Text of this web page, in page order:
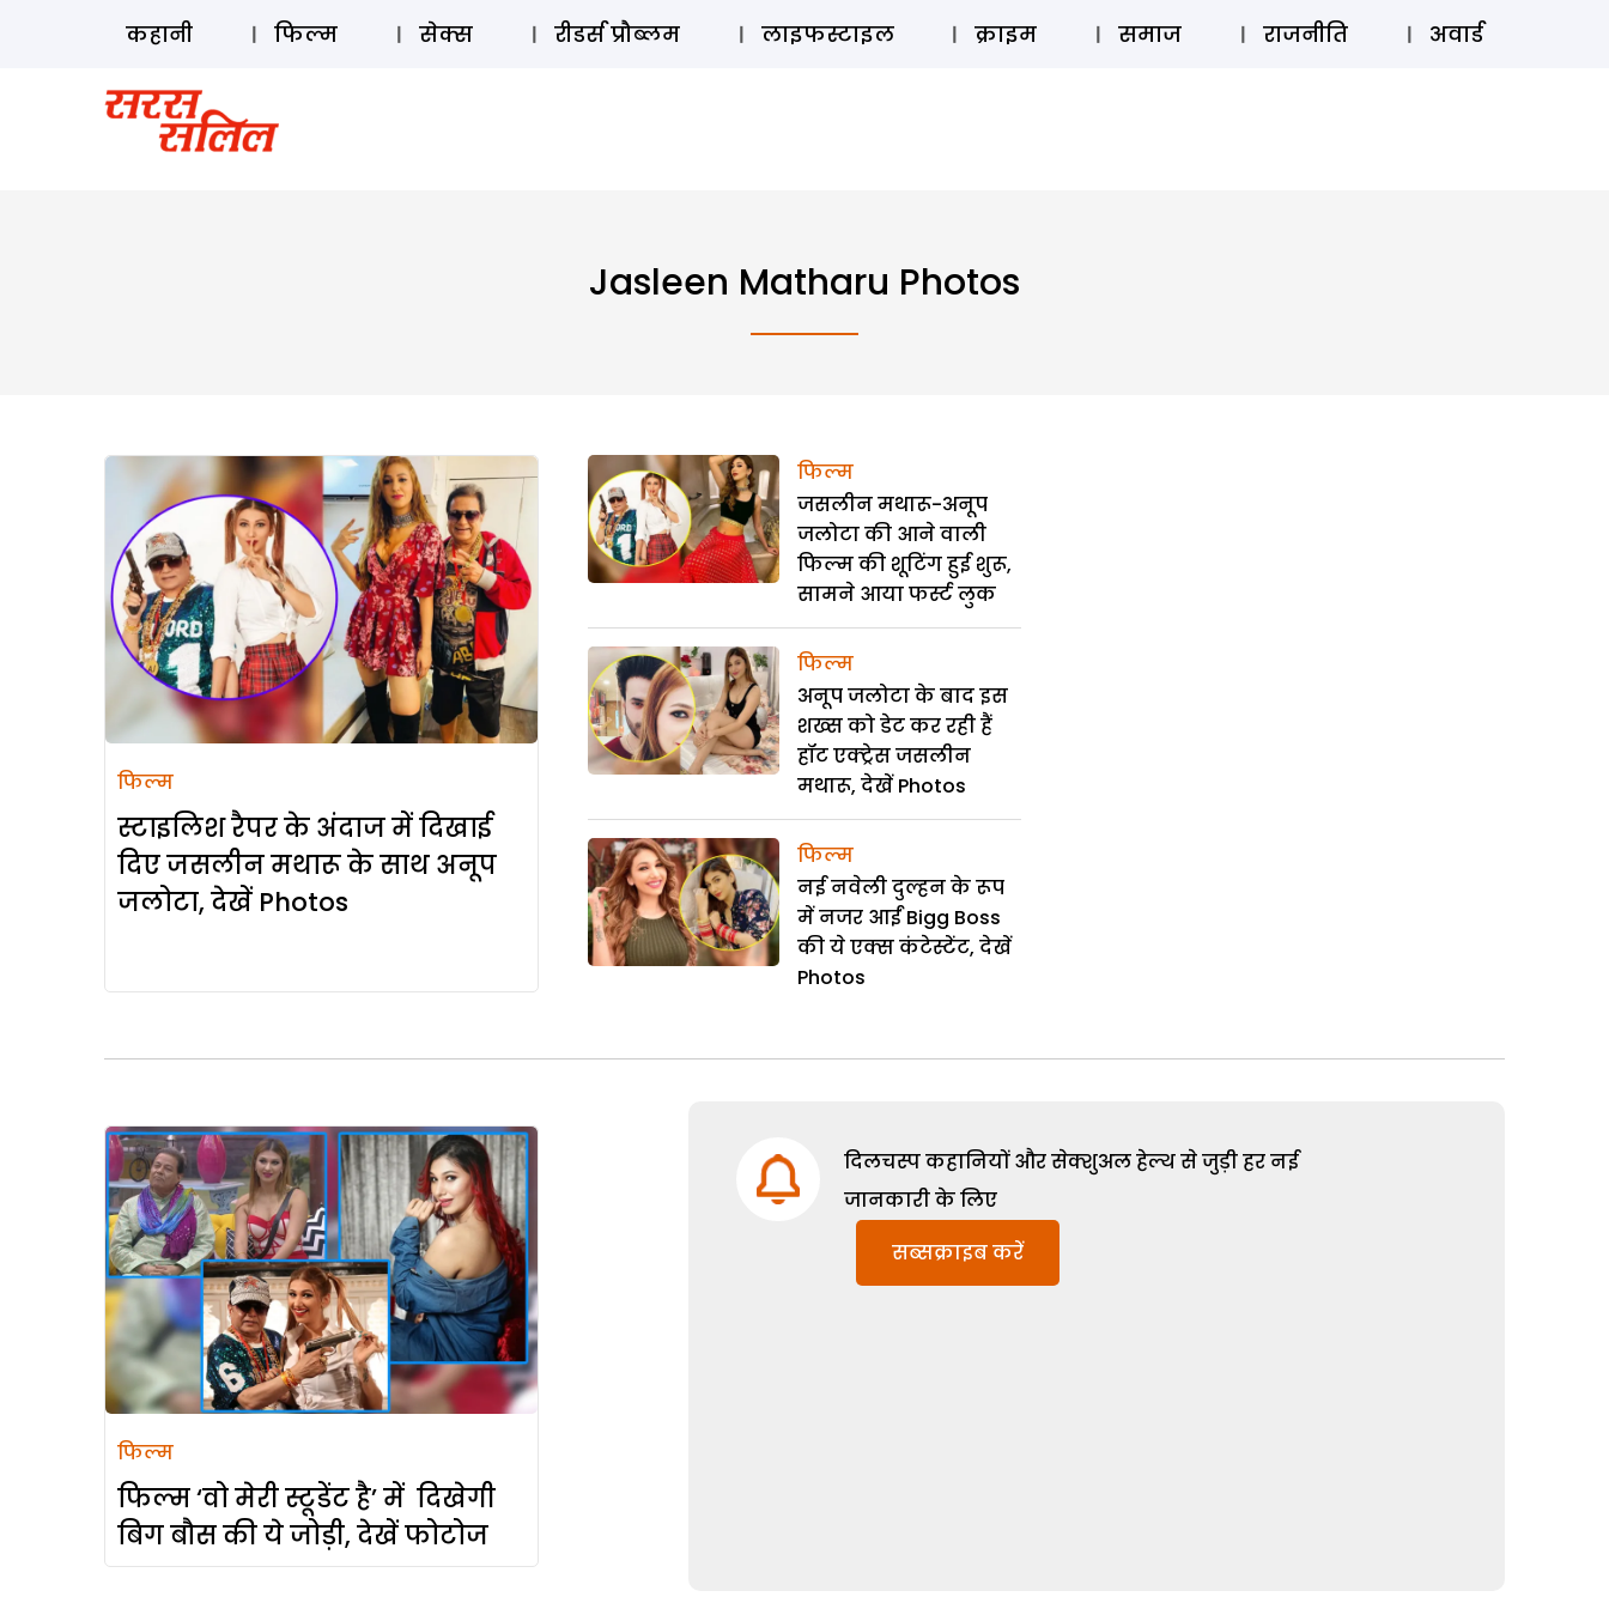
ऑडियो स्टोरी लॉग इन ⚲ SUBSCRIBE
कहानी फिल्म सेक्स रीडर्स प्रौब्लम लाइफस्टाइल क्राइम समाज राजनीति अवार्ड
Jasleen Matharu Photos
फिल्म
स्टाइलिश रैपर के अंदाज में दिखाई
दिए जसलीन मथारू के साथ अनूप
जलोटा, देखें Photos
फिल्म
जसलीन मथारू-अनूप
जलोटा की आने वाली
फिल्म की शूटिंग हुई शुरू,
सामने आया फर्स्ट लुक
फिल्म
अनूप जलोटा के बाद इस
शख्स को डेट कर रही हैं
हॉट एक्ट्रेस जसलीन
मथारू, देखें Photos
फिल्म
नई नवेली दुल्हन के रूप
में नजर आईं Bigg Boss
की ये एक्स कंटेस्टेंट, देखें
Photos
फिल्म
फिल्म ‘वो मेरी स्टूडेंट है’ में दिखेगी
बिग बौस की ये जोड़ी, देखें फोटोज
दिलचस्प कहानियों और सेक्शुअल हेल्थ से जुड़ी हर नई
जानकारी के लिए
सब्सक्राइब करें